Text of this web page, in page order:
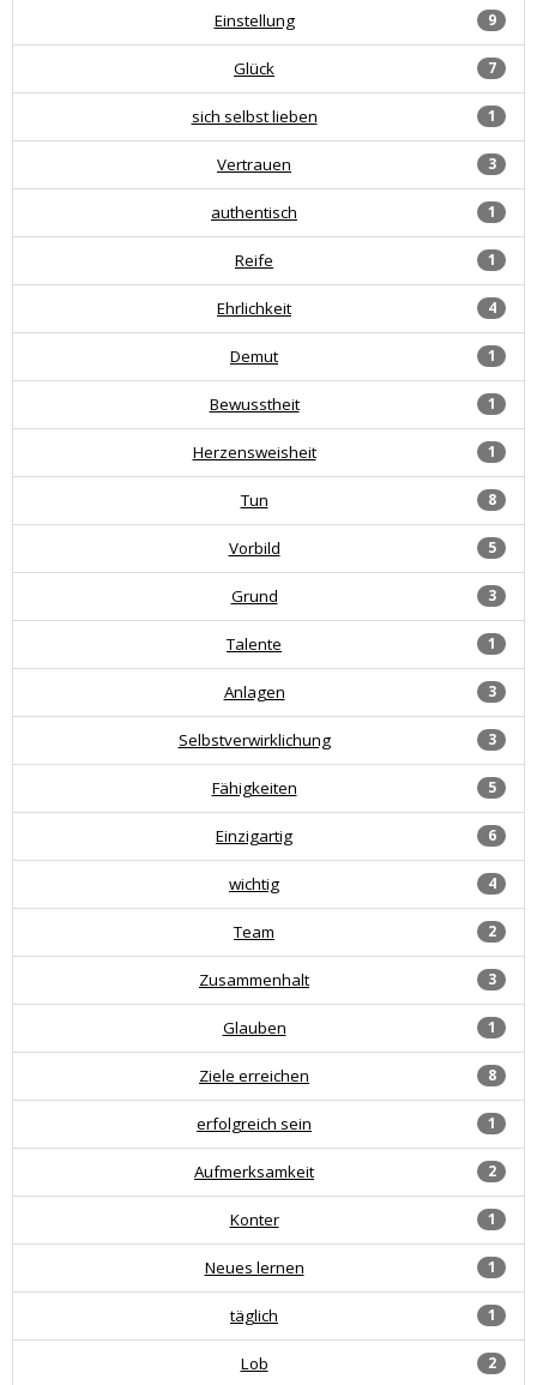
9
Einstellung
7
Glück
1
sich selbst lieben
3
Vertrauen
1
authentisch
1
Reife
4
Ehrlichkeit
1
Demut
1
Bewusstheit
1
Herzensweisheit
8
Tun
5
Vorbild
3
Grund
1
Talente
3
Anlagen
3
Selbstverwirklichung
5
Fähigkeiten
6
Einzigartig
4
wichtig
2
Team
3
Zusammenhalt
1
Glauben
8
Ziele erreichen
1
erfolgreich sein
2
Aufmerksamkeit
1
Konter
1
Neues lernen
1
täglich
2
Lob